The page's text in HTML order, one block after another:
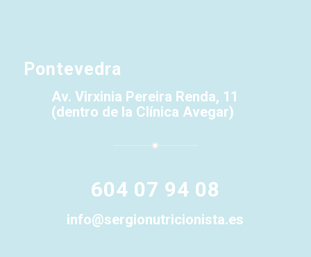
Pontevedra
Av. Virxinia Pereira Renda, 11
(dentro de la Clínica Avegar)
604 07 94 08
info@sergionutricionista.es